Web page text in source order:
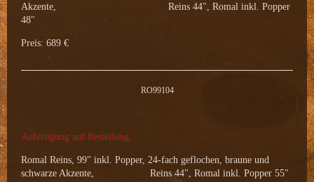
Akzente, Reins 44", Romal inkl. Popper
48"
Preis: 689 €
RO99104
Anfertigung auf Bestellung.
Romal Reins, 99" inkl. Popper, 24-fach geflochen, braune und
schwarze Akzente, Reins 44", Romal inkl. Popper 55"